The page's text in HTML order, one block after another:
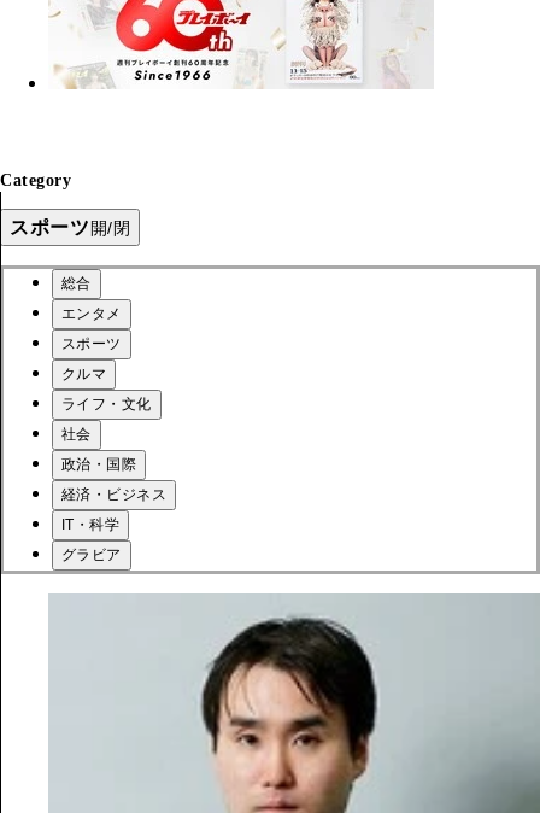
Category
スポーツ開/閉
総合
エンタメ
スポーツ
クルマ
ライフ・文化
社会
政治・国際
経済・ビジネス
IT・科学
グラビア